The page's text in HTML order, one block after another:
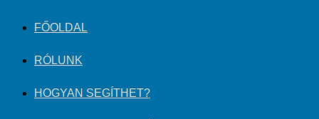
FŐOLDAL
RÓLUNK
HOGYAN SEGÍTHET?